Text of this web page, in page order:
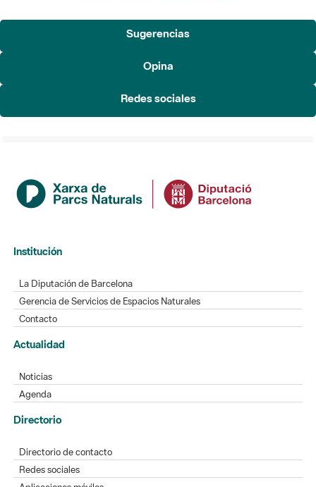
Sugerencias
Opina
Redes sociales
Institución
La Diputación de Barcelona
Gerencia de Servicios de Espacios Naturales
Contacto
Actualidad
Noticias
Agenda
Directorio
Directorio de contacto
Redes sociales